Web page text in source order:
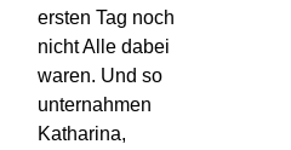
ersten Tag noch
nicht Alle dabei
waren. Und so
unternahmen
Katharina,